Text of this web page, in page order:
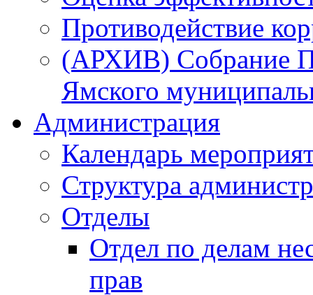
Противодействие
(АРХИВ) Собрание
Ямского
Администрация
Календарь
Структура
Отделы
Отдел по делам
прав